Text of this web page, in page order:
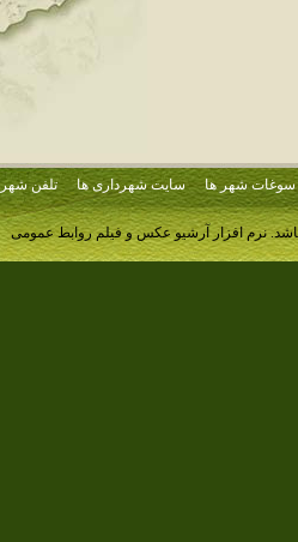
سوغات شهر ها سایت شهرداری ها تلفن
نرم افزار آرشیو عکس و فیلم روابط عمومی